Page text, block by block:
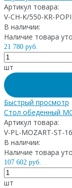
Артикул товара:
V-CH-K/550-KR-
В наличии:
Наличие товара
21 780 руб.
шт
Быстрый просмотр
Стол обеденный
Артикул товара:
V-PL-MOZART-ST-
В наличии:
Наличие товара
107 602 руб.
шт